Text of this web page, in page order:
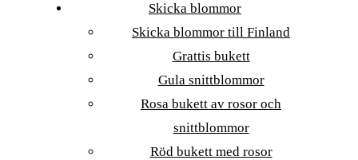
Skicka blommor
Skicka blommor till Finland
Grattis bukett
Gula snittblommor
Rosa bukett av rosor och
snittblommor
Röd bukett med rosor